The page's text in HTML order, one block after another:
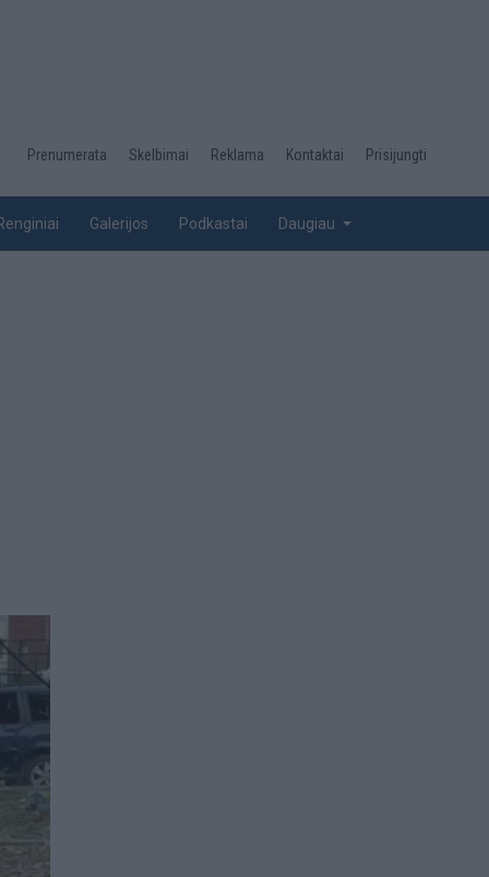
Desktop
top
Prenumerata Skelbimai Reklama Kontaktai Prisijungti
Galerijos Podkastai Daugiau